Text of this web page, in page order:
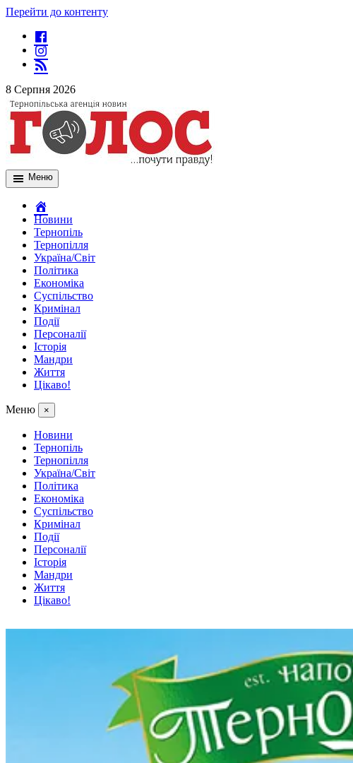
Перейти до контенту
8 Серпня 2026
Меню
Новини
Тернопіль
Тернопілля
Україна/Світ
Політика
Економіка
Суспільство
Кримінал
Події
Персоналії
Історія
Мандри
Життя
Цікаво!
Меню ×
Новини
Тернопіль
Тернопілля
Україна/Світ
Політика
Економіка
Суспільство
Кримінал
Події
Персоналії
Історія
Мандри
Життя
Цікаво!